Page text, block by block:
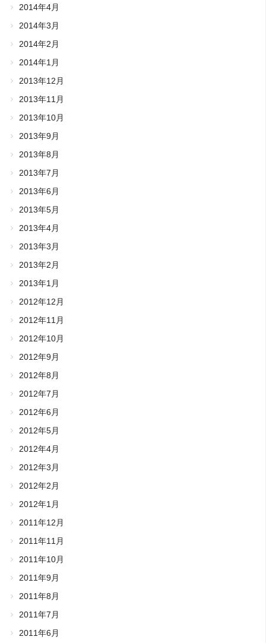
2014年4月
2014年3月
2014年2月
2014年1月
2013年12月
2013年11月
2013年10月
2013年9月
2013年8月
2013年7月
2013年6月
2013年5月
2013年4月
2013年3月
2013年2月
2013年1月
2012年12月
2012年11月
2012年10月
2012年9月
2012年8月
2012年7月
2012年6月
2012年5月
2012年4月
2012年3月
2012年2月
2012年1月
2011年12月
2011年11月
2011年10月
2011年9月
2011年8月
2011年7月
2011年6月